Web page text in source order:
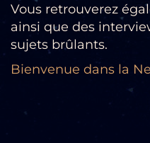
Vous retrouverez
ainsi que des
sujets brûlants.
Bienvenue dans la